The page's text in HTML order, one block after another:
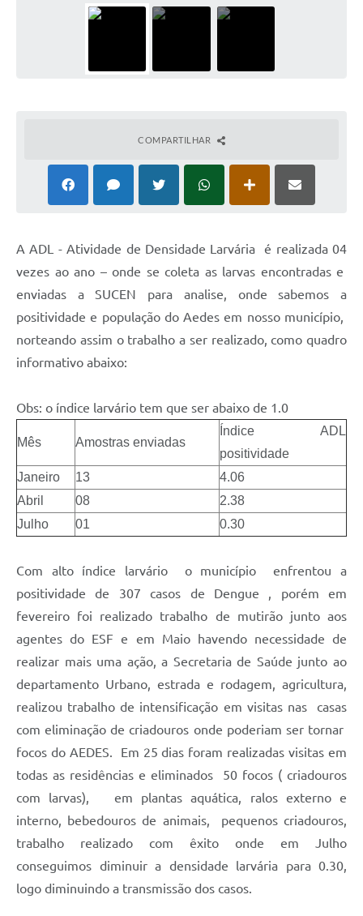
COMPARTILHAR
A ADL - Atividade de Densidade Larvária é realizada 04
vezes ao ano – onde se coleta as larvas encontradas e
enviadas a SUCEN para analise, onde sabemos a
positividade e população do Aedes em nosso município,
norteando assim o trabalho a ser realizado, como quadro
informativo abaixo:
Obs: o índice larvário tem que ser abaixo de 1.0
Mês Amostras enviadas
Índice ADL
positividade
Janeiro
13
4.06
Abril
08
2.38
Julho
01 0.30
Com alto índice larvário o município enfrentou a
positividade de 307 casos de Dengue , porém em
fevereiro foi realizado trabalho de mutirão junto aos
agentes do ESF e em Maio havendo necessidade de
realizar mais uma ação, a Secretaria de Saúde junto ao
departamento Urbano, estrada e rodagem, agricultura,
realizou trabalho de intensificação em visitas nas casas
com eliminação de criadouros onde poderiam ser tornar
focos do AEDES. Em 25 dias foram realizadas visitas em
todas as residências e eliminados 50 focos ( criadouros
com larvas), em plantas aquática, ralos externo e
interno, bebedouros de animais, pequenos criadouros,
trabalho realizado com êxito onde em Julho
conseguimos diminuir a densidade larvária para 0.30,
logo diminuindo a transmissão dos casos.